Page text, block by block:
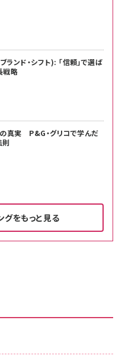
ンド・シフト): 「信頼」で選ば
戦略
真実 P&G・グリコで学んだ
則
をもっと見る
06/24号 No.2500増
ディション[王道エンタメの矜
メーカー保証5年
フィルム iPhone 17 用 保護
メーカー保証5年
カード - Amazonロゴ - ク